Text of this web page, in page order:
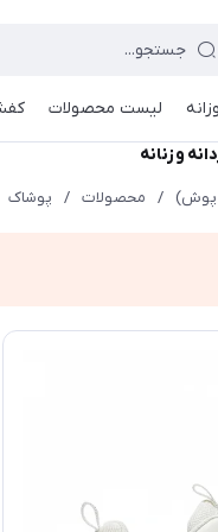
لیست محصولات
و زنانه
پوش) / محصولات / پوشاک